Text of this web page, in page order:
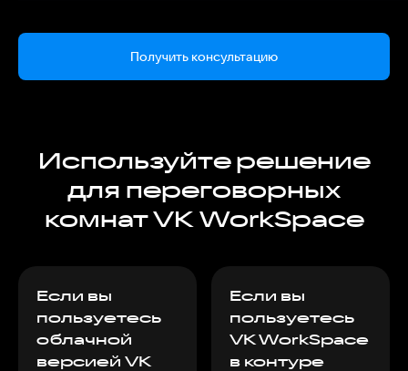
Получить консультацию
Используйте решение
для переговорных
комнат VK WorkSpace
Если вы
пользуетесь
облачной
версией VK
Если вы
пользуетесь
VK WorkSpace
в контуре